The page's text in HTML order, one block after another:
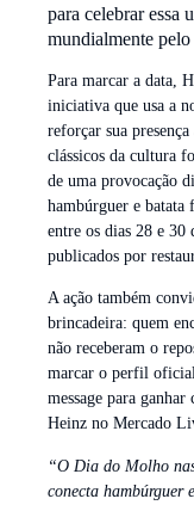
para celebrar essa
mundialmente
Para marcar a data,
iniciativa que usa a
reforçar sua
clássicos da cultura
de uma provocação
hambúrguer e batata
entre os dias 28 e 30
publicados por
A ação também
brincadeira: quem
não receberam o
marcar o perfil
message para
Heinz no Mercado
“O Dia do Molho
conecta hambúrguer